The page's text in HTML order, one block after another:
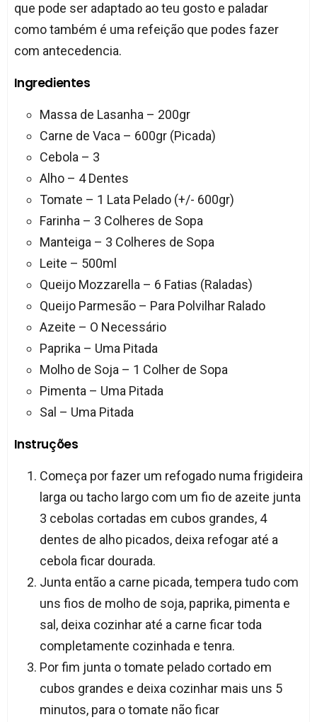
que pode ser adaptado ao teu gosto e paladar
como também é uma refeição que podes fazer
com antecedencia.
Ingredientes
Massa de Lasanha – 200gr
Carne de Vaca – 600gr (Picada)
Cebola – 3
Alho – 4 Dentes
Tomate – 1 Lata Pelado (+/- 600gr)
Farinha – 3 Colheres de Sopa
Manteiga – 3 Colheres de Sopa
Leite – 500ml
Queijo Mozzarella – 6 Fatias (Raladas)
Queijo Parmesão – Para Polvilhar Ralado
Azeite – O Necessário
Paprika – Uma Pitada
Molho de Soja – 1 Colher de Sopa
Pimenta – Uma Pitada
Sal – Uma Pitada
Instruções
Começa por fazer um refogado numa frigideira
larga ou tacho largo com um fio de azeite junta
3 cebolas cortadas em cubos grandes, 4
dentes de alho picados, deixa refogar até a
cebola ficar dourada.
Junta então a carne picada, tempera tudo com
uns fios de molho de soja, paprika, pimenta e
sal, deixa cozinhar até a carne ficar toda
completamente cozinhada e tenra.
Por fim junta o tomate pelado cortado em
cubos grandes e deixa cozinhar mais uns 5
minutos, para o tomate não ficar